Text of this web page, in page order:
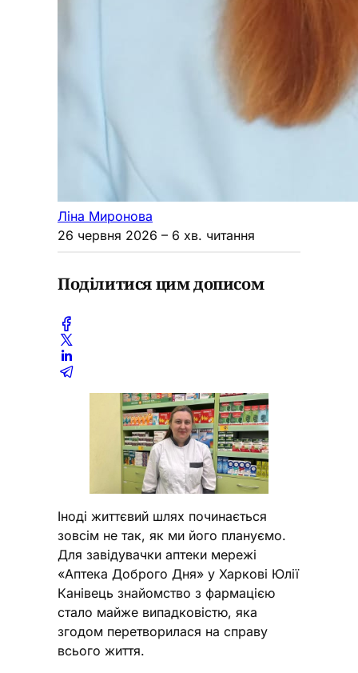
Ліна Миронова
26 червня 2026 – 6 хв. читання
Поділитися цим дописом
Іноді життєвий шлях починається
зовсім не так, як ми його плануємо.
Для завідувачки аптеки мережі
«Аптека Доброго Дня» у Харкові Юлії
Канівець знайомство з фармацією
стало майже випадковістю, яка
згодом перетворилася на справу
всього життя.